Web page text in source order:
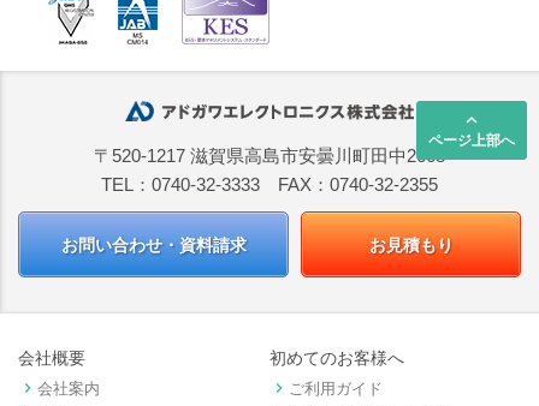
keyboard_arrow_up
ページ上部へ
〒520-1217 滋賀県高島市安曇川町田中2668
TEL：0740-32-3333 FAX：0740-32-2355
お問い合わせ・資料請求 お見積もり
会社概要
keyboard_arrow_right 会社案内
初めてのお客様へ
keyboard_arrow_right ご利用ガイド